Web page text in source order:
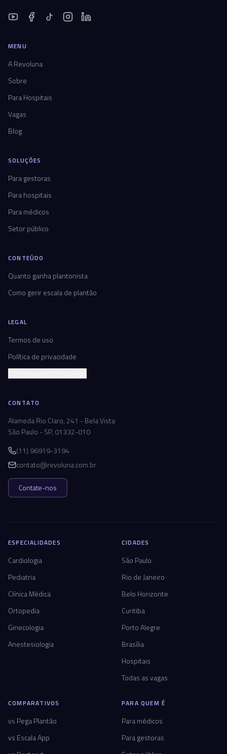
MENU
A Revoluna
Sobre
Para Hospitais
Vagas
Blog
SOLUÇÕES
Para gestoras
Para hospitais
Para médicos
Setor público
CONTEÚDO
Quanto ganha plantonista
Como gerir escala de plantão
LEGAL
Termos de uso
Política de privacidade
CONTATO
Alameda Rio Claro, 241 - Bela Vista
São Paulo - SP, 01332-010
(11) 96919-3194
contato@revoluna.com.br
Contate-nos
ESPECIALIDADES
Cardiologia
Pediatria
Clínica Médica
Ortopedia
Ginecologia
Anestesiologia
CIDADES
São Paulo
Rio de Janeiro
Belo Horizonte
Curitiba
Porto Alegre
Brasília
Hospitais
Todas as vagas
COMPARATIVOS
vs Pega Plantão
vs Escala App
PARA QUEM É
Para médicos
Para gestoras